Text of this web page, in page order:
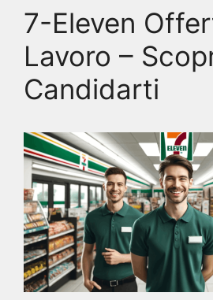
7-Eleven
Lavoro –
Candidarti